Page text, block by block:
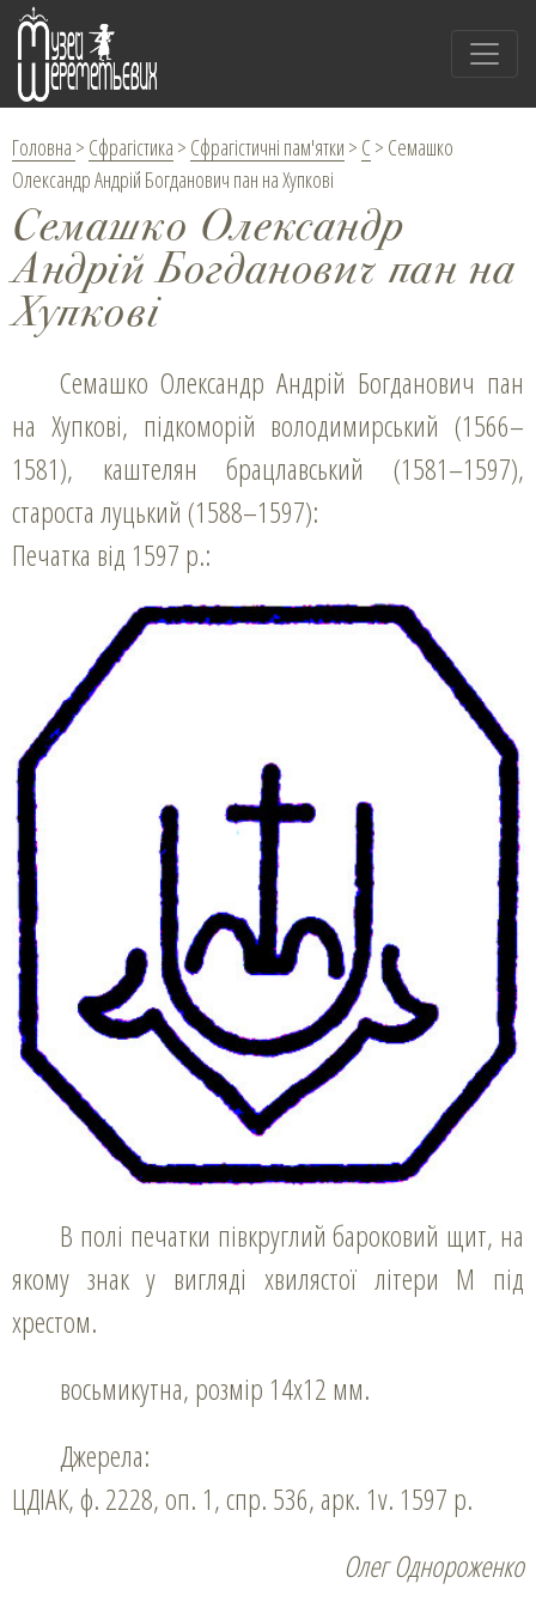
Головна > Сфрагістика > Сфрагістичні пам'ятки > С > Семашко
Олександр Андрій Богданович пан на Хупкові
Семашко Олександр
Андрій Богданович пан на
Хупкові
Семашко Олександр Андрій Богданович пан
на Хупкові, підкоморій володимирський (1566–
1581), каштелян брацлавський (1581–1597),
староста луцький (1588–1597):
Печатка від 1597 р.:
В полі печатки півкруглий бароковий щит, на
якому знак у вигляді хвилястої літери М під
хрестом.
восьмикутна, розмір 14х12 мм.
Джерела:
ЦДІАК, ф. 2228, оп. 1, спр. 536, арк. 1v. 1597 р.
Олег Однороженко